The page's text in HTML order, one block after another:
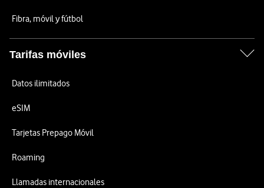
Fibra, móvil y fútbol
Tarifas móviles
Datos ilimitados
eSIM
Tarjetas Prepago Móvil
Roaming
Llamadas internacionales